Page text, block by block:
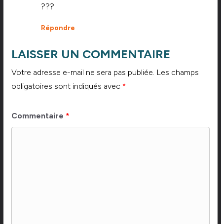
???
Répondre
LAISSER UN COMMENTAIRE
Votre adresse e-mail ne sera pas publiée. Les champs
obligatoires sont indiqués avec *
Commentaire *